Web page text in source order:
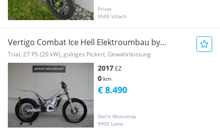
Privat
9500 Villach
Vertigo Combat Ice Hell Elektroumbau by
Gabatech
Trial, 27 PS (20 kW), gültiges Pickerl, Gewährleistung
2017 EZ
0 km
Geri's Motoshop
9900 Lienz
€ 8.490